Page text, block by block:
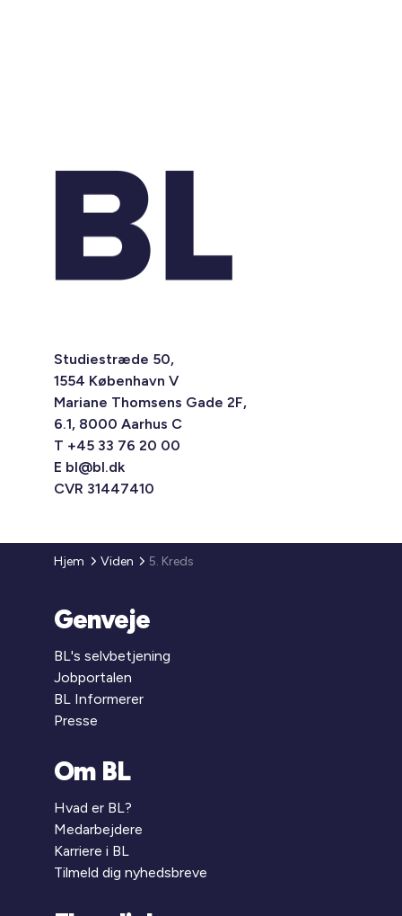
Studiestræde 50,
1554 København V
Mariane Thomsens Gade 2F,
6.1, 8000 Aarhus C
T +45 33 76 20 00
E bl@bl.dk
CVR 31447410
Hjem Viden 5. Kreds
Genveje
BL's selvbetjening
Jobportalen
BL Informerer
Presse
Om BL
Hvad er BL?
Medarbejdere
Karriere i BL
Tilmeld dig nyhedsbreve